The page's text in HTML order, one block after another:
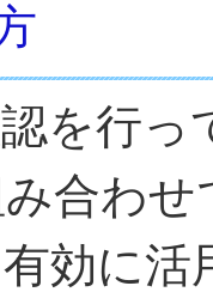
を行
合わ
効に